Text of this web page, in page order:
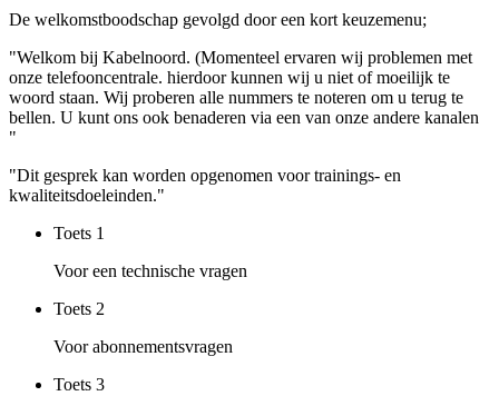
De welkomstboodschap gevolgd door een kort keuzemenu;
"Welkom bij Kabelnoord. (Momenteel ervaren wij problemen met
onze telefooncentrale. hierdoor kunnen wij u niet of moeilijk te
woord staan. Wij proberen alle nummers te noteren om u terug te
bellen. U kunt ons ook benaderen via een van onze andere kanalen
"
"Dit gesprek kan worden opgenomen voor trainings- en
kwaliteitsdoeleinden."
Toets 1
Voor een technische vragen
Toets 2
Voor abonnementsvragen
Toets 3